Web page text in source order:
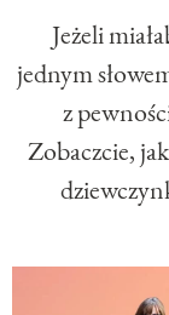
Jeżeli
jednym
z
Zobaczcie,